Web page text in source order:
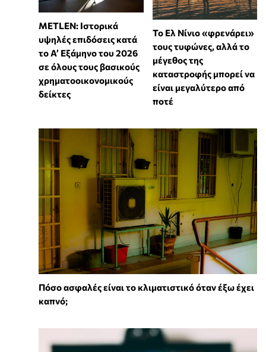
METLEN: Ιστορικά
υψηλές επιδόσεις κατά
το Α’ Εξάμηνο του 2026
σε όλους τους βασικούς
χρηματοοικονομικούς
δείκτες
Το Ελ Νίνιο «φρενάρει»
τους τυφώνες, αλλά το
μέγεθος της
καταστροφής μπορεί να
είναι μεγαλύτερο από
ποτέ
Πόσο ασφαλές είναι το κλιματιστικό όταν έξω έχει
καπνό;